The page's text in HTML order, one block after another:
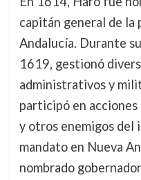
capitán general de la
Andalucía. Durante
1619, gestionó
administrativos y
participó en
y otros enemigos del
mandato en Nueva
nombrado